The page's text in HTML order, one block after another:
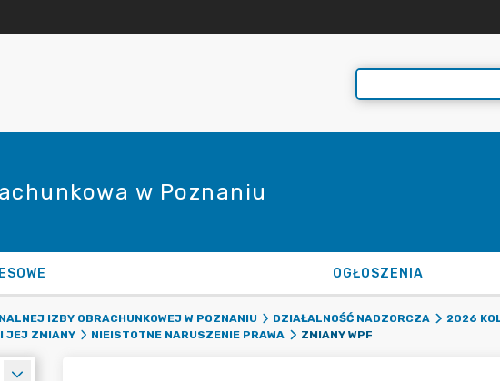
w Poznaniu
OGŁOSZENIA
IZBY OBRACHUNKOWEJ W POZNANIU DZIAŁALNOŚĆ NADZORCZA 2026
JEJ ZMIANY
NIEISTOTNE NARUSZENIE PRAWA ZMIANY WPF